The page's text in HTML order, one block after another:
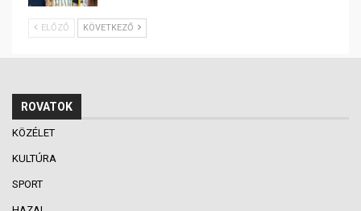
ELŐZŐ KÖVETKEZŐ
ROVATOK
KÖZÉLET
KULTÚRA
SPORT